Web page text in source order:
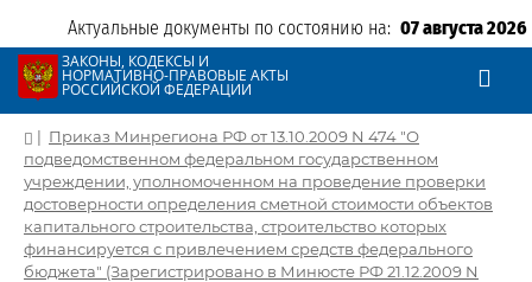
Актуальные документы по состоянию на: 07 августа 2026
ЗАКОНЫ, КОДЕКСЫ И
НОРМАТИВНО-ПРАВОВЫЕ АКТЫ
РОССИЙСКОЙ ФЕДЕРАЦИИ
| Приказ Минрегиона РФ от 13.10.2009 N 474 "О
подведомственном федеральном государственном
учреждении, уполномоченном на проведение проверки
достоверности определения сметной стоимости объектов
капитального строительства, строительство которых
финансируется с привлечением средств федерального
бюджета" (Зарегистрировано в Минюсте РФ 21.12.2009 N